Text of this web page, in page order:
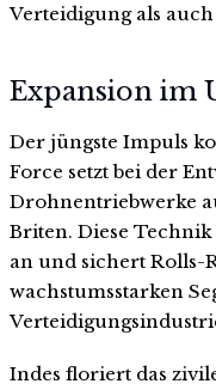
Verteidigung als
Expansion im
Der jüngste Impuls
Force setzt bei der
Drohnentriebwerke
Briten. Diese
an und sichert Rolls-
wachstumsstarken
Indes floriert das